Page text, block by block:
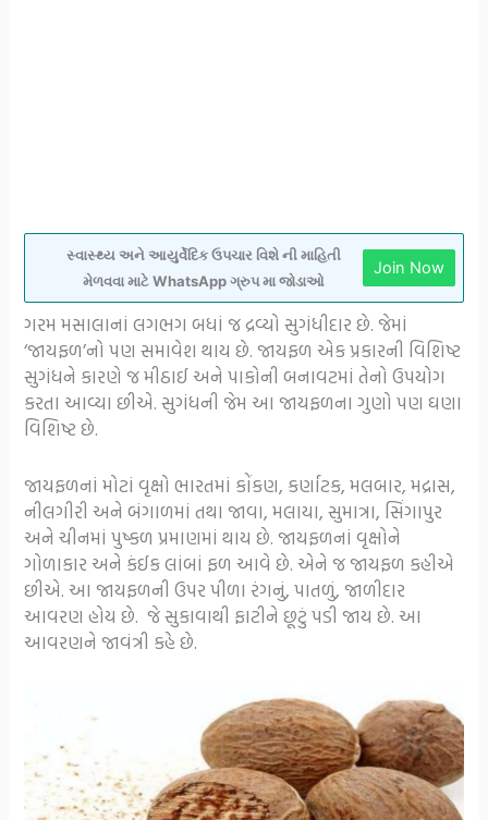
સ્વાસ્થ્ય અને આયુર્વેદિક ઉપચાર વિશે ની માહિતી
મેળવવા માટે WhatsApp ગ્રુપ મા જોડાઓ
Join Now
ગરમ મસાલાનાં લગભગ બધાં જ દ્રવ્યો સુગંધીદાર છે. જેમાં
‘જાયફળ’નો પણ સમાવેશ થાય છે. જાયફળ એક પ્રકારની વિશિષ્ટ
સુગંધને કારણે જ મીઠાઈ અને પાકોની બનાવટમાં તેનો ઉપયોગ
કરતા આવ્યા છીએ. સુગંધની જેમ આ જાયફળના ગુણો પણ ઘણા
વિશિષ્ટ છે.
જાયફળનાં મોટાં વૃક્ષો ભારતમાં કોંકણ, કર્ણાટક, મલબાર, મદ્રાસ,
નીલગીરી અને બંગાળમાં તથા જાવા, મલાયા, સુમાત્રા, સિંગાપુર
અને ચીનમાં પુષ્કળ પ્રમાણમાં થાય છે. જાયફળનાં વૃક્ષોને
ગોળાકાર અને કંઈક લાંબાં ફળ આવે છે. એને જ જાયફળ કહીએ
છીએ. આ જાયફળની ઉપર પીળા રંગનું, પાતળું, જાળીદાર
આવરણ હોય છે. જે સુકાવાથી ફાટીને છૂટું પડી જાય છે. આ
આવરણને જાવંત્રી કહે છે.